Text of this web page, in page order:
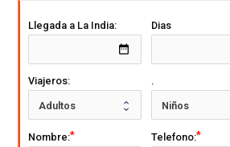
Llegada a La India:
date_range
Dias
Viajeros: .
Nombre: Telefono: